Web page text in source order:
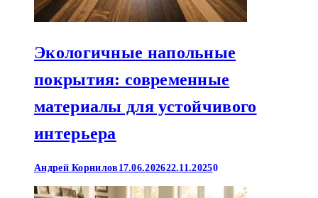
Экологичные напольные
покрытия: современные
материалы для устойчивого
интерьера
Андрей Корнилов 17.06.202622.11.20250